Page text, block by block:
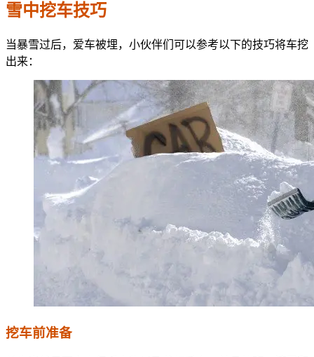
雪中挖车技巧
当暴雪过后，爱车被埋，小伙伴们可以参考以下的技巧将车挖
出来：
挖车前准备